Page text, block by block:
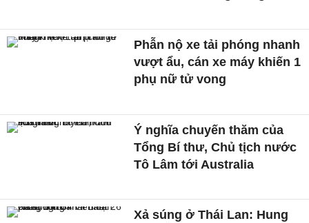
Phẫn nộ xe tải phóng nhanh
vượt ẩu, cán xe máy khiến 1
phụ nữ tử vong
Ý nghĩa chuyến thăm của
Tổng Bí thư, Chủ tịch nước
Tô Lâm tới Australia
Xả súng ở Thái Lan: Hung